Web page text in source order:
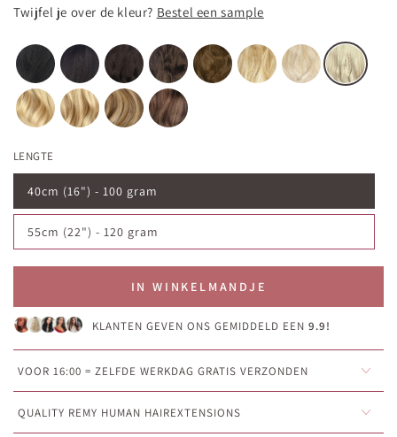
Twijfel je over de kleur? Bestel een sample
LENGTE
40cm (16") - 100 gram
55cm (22") - 120 gram
IN WINKELMANDJE
KLANTEN GEVEN ONS GEMIDDELD EEN 9.9!
VOOR 16:00 = ZELFDE WERKDAG GRATIS VERZONDEN
QUALITY REMY HUMAN HAIREXTENSIONS